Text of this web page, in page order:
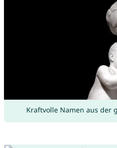
Kraftvolle Namen aus der